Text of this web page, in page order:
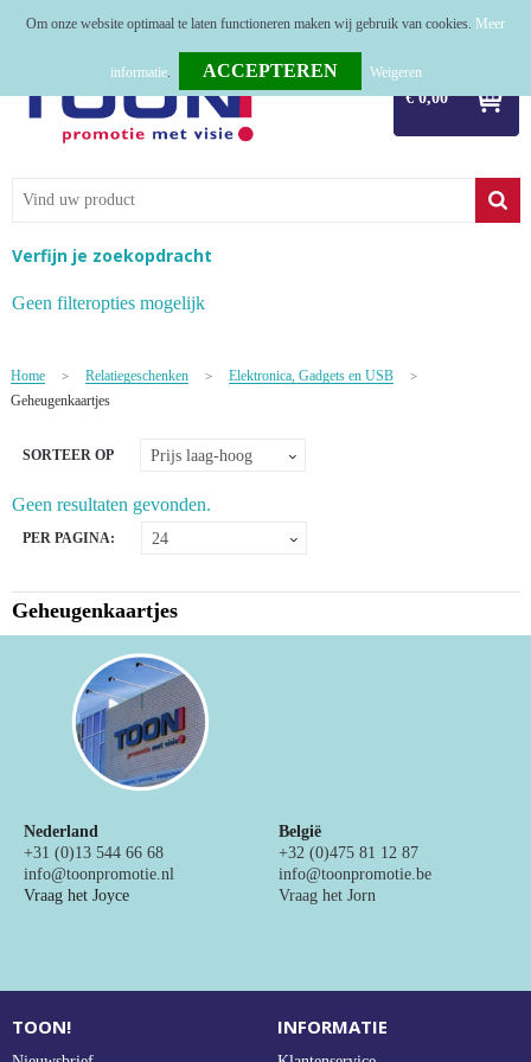
€ 0,00
Relatiegeschenken
Kerstpakketten
TOP 50
NIEUW
Alle categorieën
Verfijn je zoekopdracht
Geen filteropties mogelijk
Home > Relatiegeschenken > Elektronica, Gadgets en USB >
Geheugenkaartjes
SORTEER OP
Geen resultaten gevonden.
PER PAGINA:
Geheugenkaartjes
Nederland
+31 (0)13 544 66 68
info@toonpromotie.nl
Vraag het Joyce
België
+32 (0)475 81 12 87
info@toonpromotie.be
Vraag het Jorn
TOON! INFORMATIE
Om onze website optimaal te laten functioneren maken wij gebruik van cookies. Meer
informatie. Weigeren